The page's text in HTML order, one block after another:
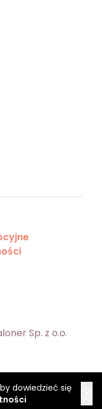
dowiedzieć się
Sp. z o.o.